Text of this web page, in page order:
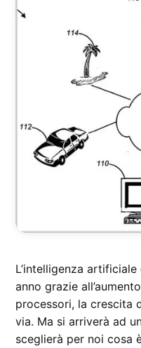
L’intelligenza
anno grazie
processori, la crescita
via. Ma si arriverà ad
sceglierà per noi cosa